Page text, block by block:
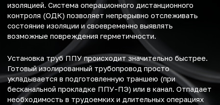
изоляцией. Система операционного дистанционного
контроля (ОДК) позволяет непрерывно отслеживать
состояние изоляции и своевременно выявлять
возможные повреждения герметичности.
Установка труб ППУ происходит значительно быстрее.
Готовый изолированный трубопровод просто
укладывается в подготовленную траншею (при
бесканальной прокладке ППУ-ПЭ) или в канал. Отпадает
необходимость в трудоемких и длительных операциях